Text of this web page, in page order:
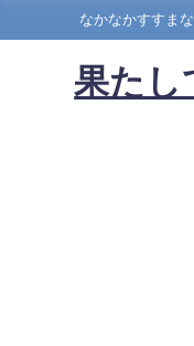
なかなかすすま
果たし